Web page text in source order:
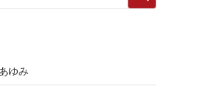
ゆみ